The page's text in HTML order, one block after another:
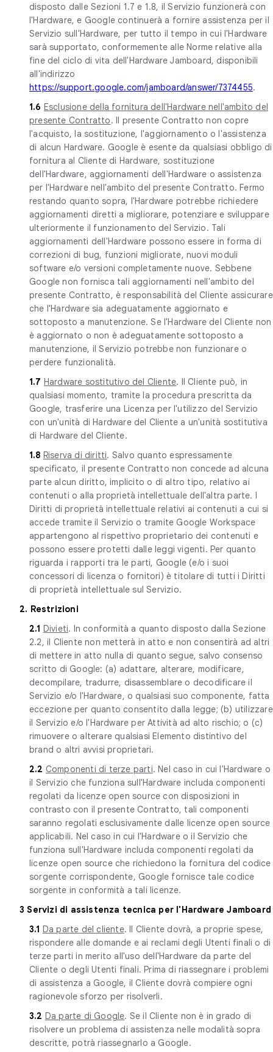
disposto dalle Sezioni 1.7 e 1.8, il Servizio funzionerà con
l'Hardware, e Google continuerà a fornire assistenza per il
Servizio sull'Hardware, per tutto il tempo in cui l'Hardware
sarà supportato, conformemente alle Norme relative alla
fine del ciclo di vita dell'Hardware Jamboard, disponibili
all'indirizzo
https://support.google.com/jamboard/answer/7374455.
1.6 Esclusione della fornitura dell'Hardware nell'ambito del
presente Contratto. Il presente Contratto non copre
l'acquisto, la sostituzione, l'aggiornamento o l'assistenza
di alcun Hardware. Google è esente da qualsiasi obbligo di
fornitura al Cliente di Hardware, sostituzione
dell'Hardware, aggiornamenti dell'Hardware o assistenza
per l'Hardware nell'ambito del presente Contratto. Fermo
restando quanto sopra, l'Hardware potrebbe richiedere
aggiornamenti diretti a migliorare, potenziare e sviluppare
ulteriormente il funzionamento del Servizio. Tali
aggiornamenti dell'Hardware possono essere in forma di
correzioni di bug, funzioni migliorate, nuovi moduli
software e/o versioni completamente nuove. Sebbene
Google non fornisca tali aggiornamenti nell'ambito del
presente Contratto, è responsabilità del Cliente assicurare
che l'Hardware sia adeguatamente aggiornato e
sottoposto a manutenzione. Se l'Hardware del Cliente non
è aggiornato o non è adeguatamente sottoposto a
manutenzione, il Servizio potrebbe non funzionare o
perdere funzionalità.
1.7 Hardware sostitutivo del Cliente. Il Cliente può, in
qualsiasi momento, tramite la procedura prescritta da
Google, trasferire una Licenza per l'utilizzo del Servizio
con un'unità di Hardware del Cliente a un'unità sostitutiva
di Hardware del Cliente.
1.8 Riserva di diritti. Salvo quanto espressamente
specificato, il presente Contratto non concede ad alcuna
parte alcun diritto, implicito o di altro tipo, relativo ai
contenuti o alla proprietà intellettuale dell'altra parte. I
Diritti di proprietà intellettuale relativi ai contenuti a cui si
accede tramite il Servizio o tramite Google Workspace
appartengono al rispettivo proprietario dei contenuti e
possono essere protetti dalle leggi vigenti. Per quanto
riguarda i rapporti tra le parti, Google (e/o i suoi
concessori di licenza o fornitori) è titolare di tutti i Diritti
di proprietà intellettuale sul Servizio.
2. Restrizioni
2.1 Divieti. In conformità a quanto disposto dalla Sezione
2.2, il Cliente non metterà in atto e non consentirà ad altri
di mettere in atto nulla di quanto segue, salvo consenso
scritto di Google: (a) adattare, alterare, modificare,
decompilare, tradurre, disassemblare o decodificare il
Servizio e/o l'Hardware, o qualsiasi suo componente, fatta
eccezione per quanto consentito dalla legge; (b) utilizzare
il Servizio e/o l'Hardware per Attività ad alto rischio; o (c)
rimuovere o alterare qualsiasi Elemento distintivo del
brand o altri avvisi proprietari.
2.2 Componenti di terze parti. Nel caso in cui l'Hardware o
il Servizio che funziona sull'Hardware includa componenti
regolati da licenze open source con disposizioni in
contrasto con il presente Contratto, tali componenti
saranno regolati esclusivamente dalle licenze open source
applicabili. Nel caso in cui l'Hardware o il Servizio che
funziona sull'Hardware includa componenti regolati da
licenze open source che richiedono la fornitura del codice
sorgente corrispondente, Google fornisce tale codice
sorgente in conformità a tali licenze.
3 Servizi di assistenza tecnica per l'Hardware Jamboard
3.1 Da parte del cliente. Il Cliente dovrà, a proprie spese,
rispondere alle domande e ai reclami degli Utenti finali o di
terze parti in merito all'uso dell'Hardware da parte del
Cliente o degli Utenti finali. Prima di riassegnare i problemi
di assistenza a Google, il Cliente dovrà compiere ogni
ragionevole sforzo per risolverli.
3.2 Da parte di Google. Se il Cliente non è in grado di
risolvere un problema di assistenza nelle modalità sopra
descritte, potrà riassegnarlo a Google.